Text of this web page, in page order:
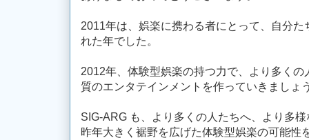
2011年は、娯楽に携わる者にとって、自分
れた年でした。
2012年、体験型娯楽の持つ力で、より多く
質のエンタテインメントを作っていきましょ
SIG-ARG も、より多くの人たちへ、より多
昨年大きく裾野を広げた体験型娯楽の可能性